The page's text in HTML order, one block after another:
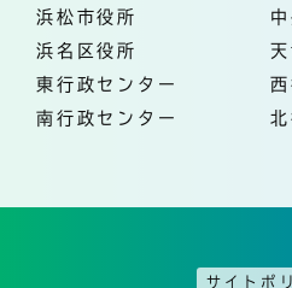
浜松市役所
浜名区役所
東行政センター
南行政センター
サイトポ